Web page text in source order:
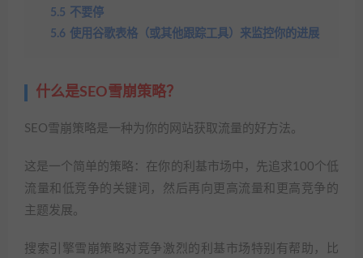
5.5 不要停
5.6 使用谷歌表格（或其他跟踪工具）来监控你的进展
什么是SEO雪崩策略？
SEO雪崩策略是一种为你的网站获取流量的好方法。
这是一个简单的策略：在你的利基市场中，先追求100个低
流量和低竞争的关键词，然后再向更高流量和更高竞争的
主题发展。
搜索引擎雪崩策略对竞争激烈的利基市场特别有帮助，比